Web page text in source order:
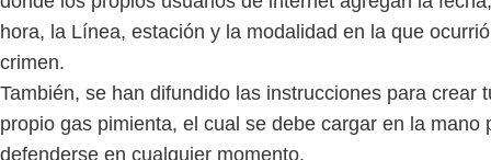
hora, la Línea, estación y la modalidad en la que
crimen.
También, se han difundido las instrucciones para crear
propio gas pimienta, el cual se debe cargar en la mano
defenderse en cualquier momento.